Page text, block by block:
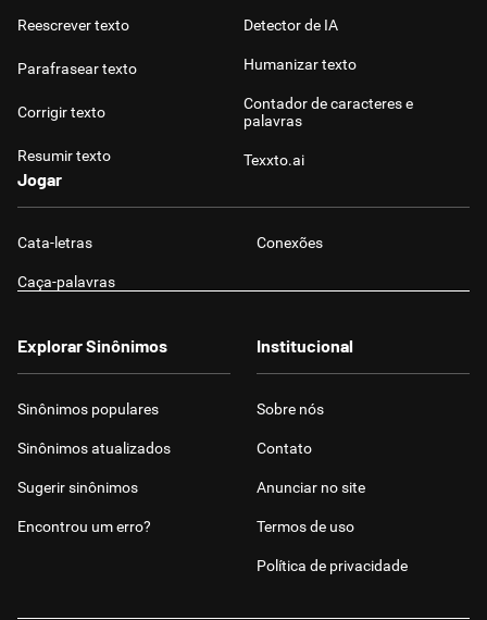
Reescrever texto
Parafrasear texto
Corrigir texto
Resumir texto
Detector de IA
Humanizar texto
Contador de caracteres e
palavras
Texxto.ai
Jogar
Cata-letras Conexões
Caça-palavras
Explorar Sinônimos
Sinônimos populares
Sinônimos atualizados
Sugerir sinônimos
Encontrou um erro?
Institucional
Sobre nós
Contato
Anunciar no site
Termos de uso
Política de privacidade